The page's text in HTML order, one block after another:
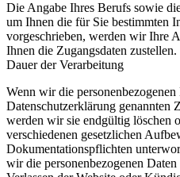
Die Angabe Ihres Berufs sowie
um Ihnen die für Sie bestimmten
vorgeschrieben, werden wir Ihre
Ihnen die Zugangsdaten zustellen.
Dauer der Verarbeitung
Wenn wir die
Datenschutzerklärung genannten
werden wir sie endgültig löschen
verschiedenen gesetzlichen
Dokumentationspflichten
wir die personenbezogenen